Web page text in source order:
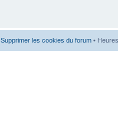
Supprimer les cookies du forum •